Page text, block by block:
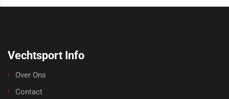
Vechtsport Info
Over Ons
Contact